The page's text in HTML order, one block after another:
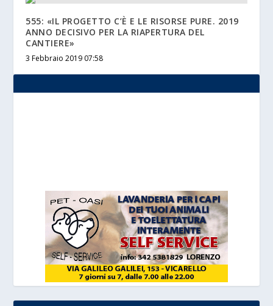
555: «IL PROGETTO C’È E LE RISORSE PURE. 2019
ANNO DECISIVO PER LA RIAPERTURA DEL
CANTIERE»
3 Febbraio 2019 07:58